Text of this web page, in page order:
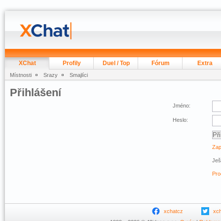
XChat Profily Duel / Top Fórum Extra
Místnosti Srazy Smajlíci
Přihlášení
Jméno:
Heslo:
xchatcz